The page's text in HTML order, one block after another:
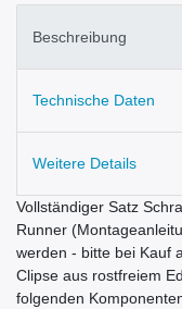
Beschreibung
Technische Daten
Weitere Details
Vollständiger Satz
Runner
werden - bitte bei Kauf
Clipse aus rostfreiem
folgenden